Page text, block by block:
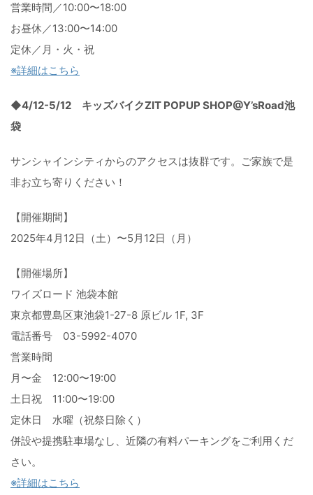
営業時間／10:00〜18:00
お昼休／13:00〜14:00
定休／月・火・祝
※詳細はこちら
◆4/12-5/12 キッズバイクZIT POPUP SHOP@Y’sRoad池
袋
サンシャインシティからのアクセスは抜群です。
ご家族で是
非お立ち寄りください！
【開催期間】
2025年4月12日（土）〜5月12日（月）
【開催場所】
ワイズロード 池袋本館
東京都豊島区東池袋1-27-8 原ビル 1F, 3F
電話番号 03-5992-4070
営業時間
月〜金 12:00〜19:00
土日祝 11:00〜19:00
定休日 水曜（祝祭日除く）
併設や提携駐車場なし、近隣の有料パーキングをご利用くだ
さい。
※詳細はこちら